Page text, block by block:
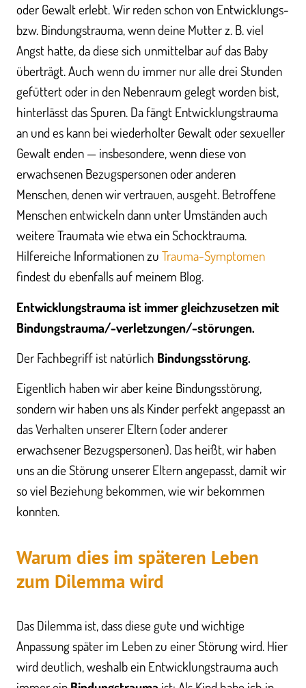
oder Gewalt erlebt. Wir reden schon von Entwicklungs-
bzw. Bindungstrauma, wenn deine Mutter z. B. viel
Angst hatte, da diese sich unmittelbar auf das Baby
überträgt. Auch wenn du immer nur alle drei Stunden
gefüttert oder in den Nebenraum gelegt worden bist,
hinterlässt das Spuren. Da fängt Entwicklungstrauma
an und es kann bei wiederholter Gewalt oder sexueller
Gewalt enden — insbesondere, wenn diese von
erwachsenen Bezugspersonen oder anderen
Menschen, denen wir vertrauen, ausgeht. Betroffene
Menschen entwickeln dann unter Umständen auch
weitere Traumata wie etwa ein Schocktrauma.
Hilfereiche Informationen zu Trauma-Symptomen
findest du ebenfalls auf meinem Blog.
Entwicklungstrauma ist immer gleichzusetzen mit
Bindungstrauma/-verletzungen/-störungen.
Der Fachbegriff ist natürlich Bindungsstörung.
Eigentlich haben wir aber keine Bindungsstörung,
sondern wir haben uns als Kinder perfekt angepasst an
das Verhalten unserer Eltern (oder anderer
erwachsener Bezugspersonen). Das heißt, wir haben
uns an die Störung unserer Eltern angepasst, damit wir
so viel Beziehung bekommen, wie wir bekommen
konnten.
Warum dies im späteren Leben
zum Dilemma wird
Das Dilemma ist, dass diese gute und wichtige
Anpassung später im Leben zu einer Störung wird. Hier
wird deutlich, weshalb ein Entwicklungstrauma auch